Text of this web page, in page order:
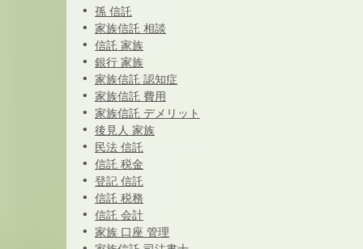
孫 信託
家族信託 相談
信託 家族
銀行 家族
家族信託 認知症
家族信託 費用
家族信託 デメリット
後見人 家族
民法 信託
信託 税金
登記 信託
信託 税務
信託 会計
家族 口座 管理